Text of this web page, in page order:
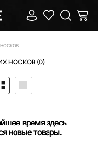
НОСКОВ (0)
время здесь
новые товары.